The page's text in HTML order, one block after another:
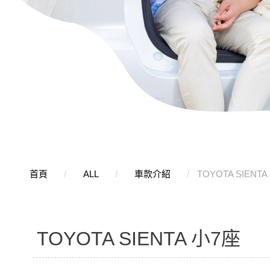
首頁 ALL 車款介紹 TOYOTA SIENTA
TOYOTA SIENTA 小7座